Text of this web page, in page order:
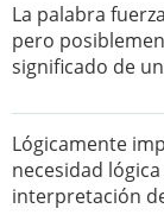
La palabra
pero
significado de
Lógicamente
necesidad
interpretación